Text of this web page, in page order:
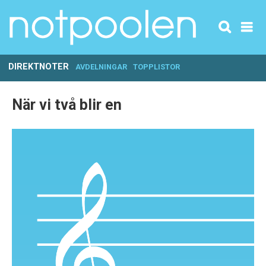
DIREKTNOTER AVDELNINGAR TOPPLISTOR
När vi två blir en